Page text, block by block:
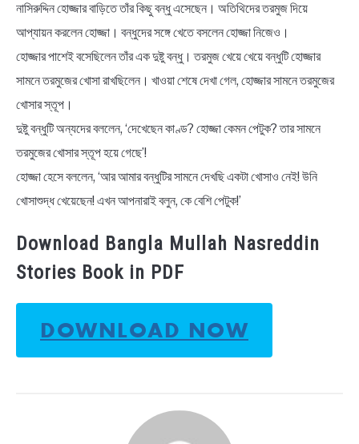
নাসিরুদ্দিন হোজ্জার বাড়িতে তাঁর কিছু বন্ধু এসেছেন। অতিথিদের তরমুজ দিয়ে
আপ্যায়ন করলেন হোজ্জা। বন্ধুদের সঙ্গে খেতে বসলেন হোজ্জা নিজেও।
হোজ্জার পাশেই বসেছিলেন তাঁর এক দুষ্টু বন্ধু। তরমুজ খেয়ে খেয়ে বন্ধুটি হোজ্জার
সামনে তরমুজের খোসা রাখছিলেন। খাওয়া শেষে দেখা গেল, হোজ্জার সামনে তরমুজের
খোসার স্তূপ।
দুষ্টু বন্ধুটি অন্যদের বললেন, ‘দেখেছেন কাণ্ড? হোজ্জা কেমন পেটুক? তার সামনে
তরমুজের খোসার স্তূপ হয়ে গেছে’!
হোজ্জা হেসে বললেন, ‘আর আমার বন্ধুটির সামনে দেখছি একটা খোসাও নেই! উনি
খোসাশুদ্ধ খেয়েছেন! এখন আপনারাই বলুন, কে বেশি পেটুক!’
Download Bangla Mullah Nasreddin
Stories Book in PDF
DOWNLOAD NOW